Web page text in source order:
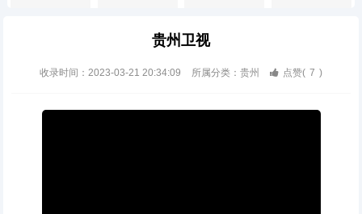
河南贵州卫视
收录时间：2023-03-21 20:34:09 所属分类：贵州 点赞( 7 )